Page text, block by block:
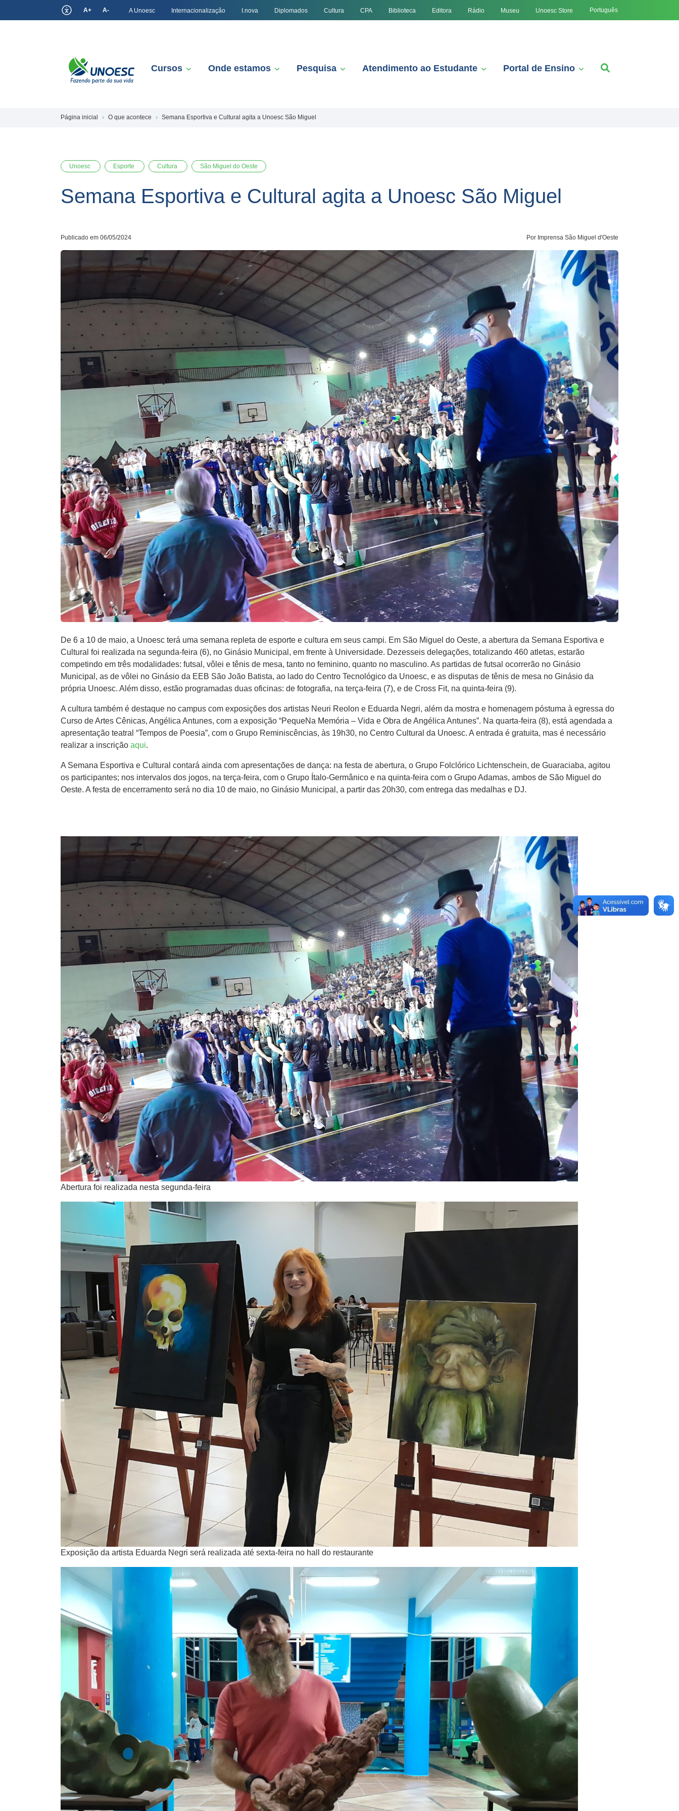
A+ A- A Unoesc Internacionalização I.nova Diplomados Cultura CPA Biblioteca Editora Rádio Museu Unoesc Store Português
Cursos Onde estamos Pesquisa Atendimento ao Estudante Portal de Ensino
Página inicial O que acontece Semana Esportiva e Cultural agita a Unoesc São Miguel
Unoesc Esporte Cultura São Miguel do Oeste
Semana Esportiva e Cultural agita a Unoesc São Miguel
Publicado em 06/05/2024 Por Imprensa São Miguel d'Oeste
De 6 a 10 de maio, a Unoesc terá uma semana repleta de esporte e cultura em seus campi. Em São Miguel do Oeste, a abertura da Semana Esportiva e
Cultural foi realizada na segunda-feira (6), no Ginásio Municipal, em frente à Universidade. Dezesseis delegações, totalizando 460 atletas, estarão
competindo em três modalidades: futsal, vôlei e tênis de mesa, tanto no feminino, quanto no masculino. As partidas de futsal ocorrerão no Ginásio
Municipal, as de vôlei no Ginásio da EEB São João Batista, ao lado do Centro Tecnológico da Unoesc, e as disputas de tênis de mesa no Ginásio da
própria Unoesc. Além disso, estão programadas duas oficinas: de fotografia, na terça-feira (7), e de Cross Fit, na quinta-feira (9).
A cultura também é destaque no campus com exposições dos artistas Neuri Reolon e Eduarda Negri, além da mostra e homenagem póstuma à egressa do
Curso de Artes Cênicas, Angélica Antunes, com a exposição “PequeNa Memória – Vida e Obra de Angélica Antunes”. Na quarta-feira (8), está agendada a
apresentação teatral “Tempos de Poesia”, com o Grupo Reminiscências, às 19h30, no Centro Cultural da Unoesc. A entrada é gratuita, mas é necessário
realizar a inscrição aqui.
A Semana Esportiva e Cultural contará ainda com apresentações de dança: na festa de abertura, o Grupo Folclórico Lichtenschein, de Guaraciaba, agitou
os participantes; nos intervalos dos jogos, na terça-feira, com o Grupo Ítalo-Germânico e na quinta-feira com o Grupo Adamas, ambos de São Miguel do
Oeste. A festa de encerramento será no dia 10 de maio, no Ginásio Municipal, a partir das 20h30, com entrega das medalhas e DJ.
Abertura foi realizada nesta segunda-feira
Exposição da artista Eduarda Negri será realizada até sexta-feira no hall do restaurante